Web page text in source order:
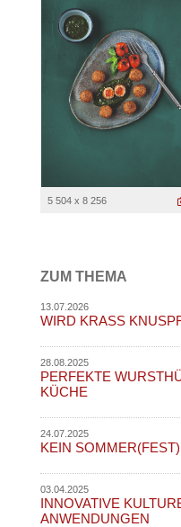
5 504 x 8 256
ZUM THEMA
13.07.2026
WIRD KRASS
28.08.2025
PERFEKTE
KÜCHE
24.07.2025
KEIN
03.04.2025
INNOVATIVE
ANWENDUNGEN